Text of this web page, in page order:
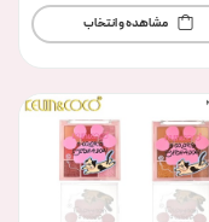
مشاهده و انتخاب